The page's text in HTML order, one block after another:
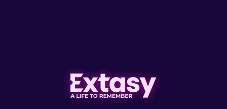
Prezentare: Alexandru Arnăutu